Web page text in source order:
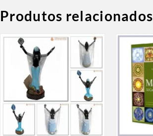
Produtos relacionados